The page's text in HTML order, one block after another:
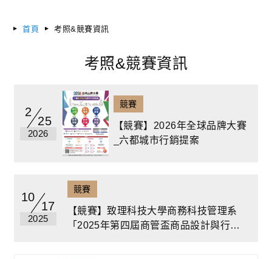
首頁 考照&競賽資訊
考照&競賽資訊
2026
2
25
競賽
【競賽】2026年全球品牌大賽
_六都城市行銷提案
2025
10
17
競賽
【競賽】致理科技大學商務科技管理系
「2025年第四屆商管盃商品設計與行銷